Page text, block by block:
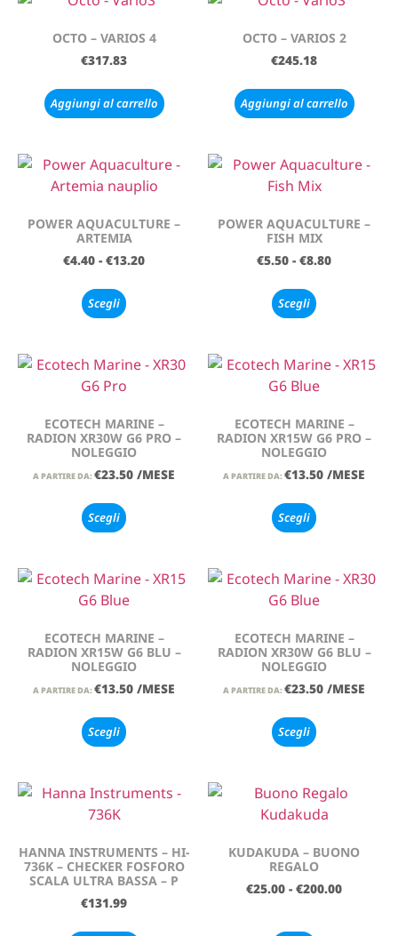
OCTO – VARIOS 4
€317.83
Aggiungi al carrello
OCTO – VARIOS 2
€245.18
Aggiungi al carrello
POWER AQUACULTURE –
ARTEMIA
€4.40 - €13.20
Scegli
POWER AQUACULTURE –
FISH MIX
€5.50 - €8.80
Scegli
ECOTECH MARINE –
RADION XR30W G6 PRO –
NOLEGGIO
A PARTIRE DA: €23.50 /MESE
Scegli
ECOTECH MARINE –
RADION XR15W G6 PRO –
NOLEGGIO
A PARTIRE DA: €13.50 /MESE
Scegli
ECOTECH MARINE –
RADION XR15W G6 BLU –
NOLEGGIO
A PARTIRE DA: €13.50 /MESE
Scegli
ECOTECH MARINE –
RADION XR30W G6 BLU –
NOLEGGIO
A PARTIRE DA: €23.50 /MESE
Scegli
HANNA INSTRUMENTS – HI-
736K – CHECKER FOSFORO
SCALA ULTRA BASSA – P
€131.99
KUDAKUDA – BUONO
REGALO
€25.00 - €200.00